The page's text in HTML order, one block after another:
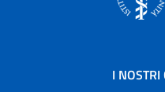
I NOSTRI